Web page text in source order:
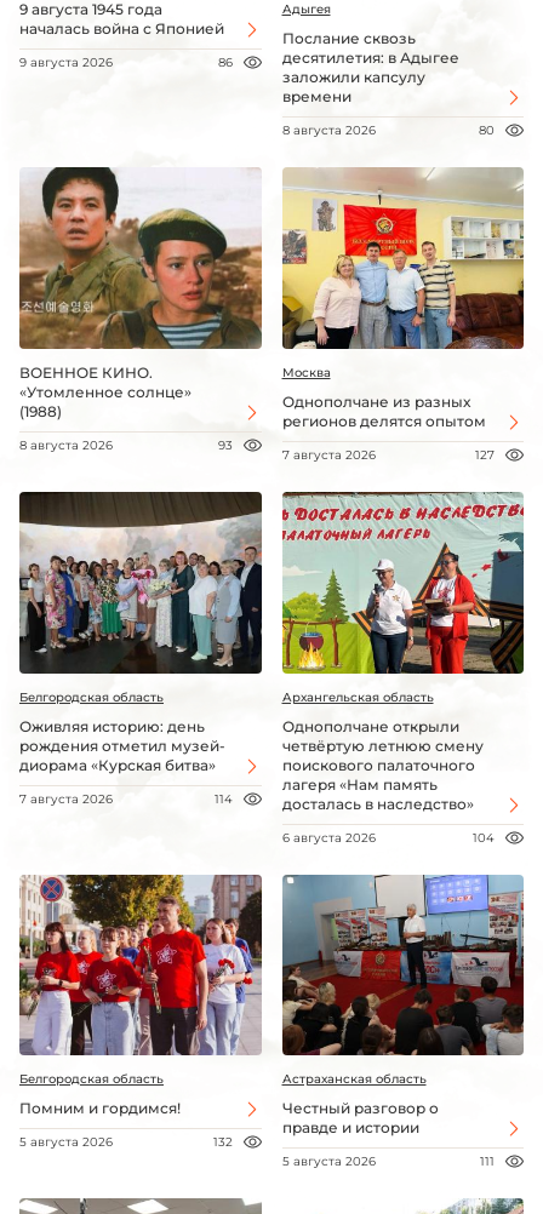
9 августа 1945 года
началась война с Японией
9 августа 2026 86
Адыгея
Послание сквозь
десятилетия: в Адыгее
заложили капсулу
времени
8 августа 2026 80
ВОЕННОЕ КИНО.
«Утомленное солнце»
(1988)
8 августа 2026 93
Москва
Однополчане из разных
регионов делятся опытом
7 августа 2026 127
Белгородская область
Оживляя историю: день
рождения отметил музей-
диорама «Курская битва»
7 августа 2026 114
Архангельская область
Однополчане открыли
четвёртую летнюю смену
поискового палаточного
лагеря «Нам память
досталась в наследство»
6 августа 2026 104
Белгородская область
Помним и гордимся!
5 августа 2026 132
Астраханская область
Честный разговор о
правде и истории
5 августа 2026 111